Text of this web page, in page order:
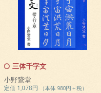
三体千字文
小野鵞堂
定価 1,078円 （本体 980円＋税）